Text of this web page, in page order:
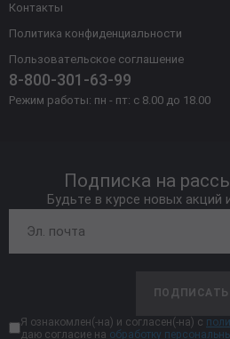
Контакты
Политика конфиденциальности
Пользовательское соглашение
8-800-301-63-99
Режим работы: пн - пт: с 8.00 до 18.00
Подписка на
Будьте в курсе новых акций
Я ознакомлен(-на) и согласен(-на) с
даю согласие на обработку